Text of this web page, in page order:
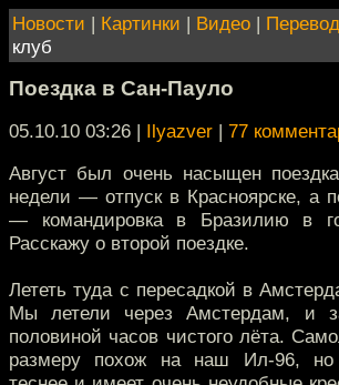
Новости | Картинки | Видео |
клуб
Поездка в Сан-Пауло
05.10.10 03:26 | Ilyazver | 77
Август был очень насыщен
недели — отпуск в Красноярске, а
— командировка в Бразилию в
Расскажу о второй поездке.
Лететь туда с пересадкой в
Мы летели через Амстердам, и
половиной часов чистого лёта.
размеру похож на наш Ил-96, но